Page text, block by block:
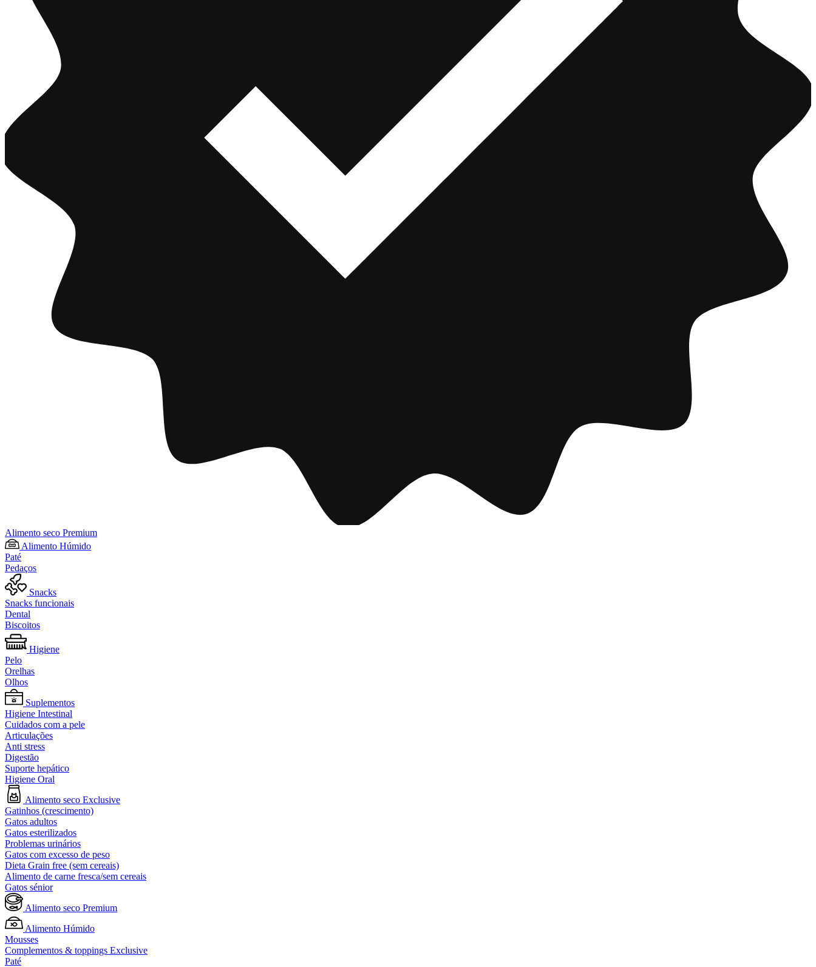
Alimento seco Premium
Alimento Húmido
Paté
Pedaços
Snacks
Snacks funcionais
Dental
Biscoitos
Higiene
Pelo
Orelhas
Olhos
Suplementos
Higiene Intestinal
Cuidados com a pele
Articulações
Anti stress
Digestão
Suporte hepático
Higiene Oral
Alimento seco Exclusive
Gatinhos (crescimento)
Gatos adultos
Gatos esterilizados
Problemas urinários
Gatos com excesso de peso
Dieta Grain free (sem cereais)
Alimento de carne fresca/sem cereais
Gatos sénior
Alimento seco Premium
Alimento Húmido
Mousses
Complementos & toppings Exclusive
Paté